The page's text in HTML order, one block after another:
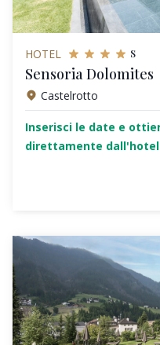
HOTEL s
Sensoria Dolomites
Castelrotto
Inserisci le date e
direttamente dall'hotel